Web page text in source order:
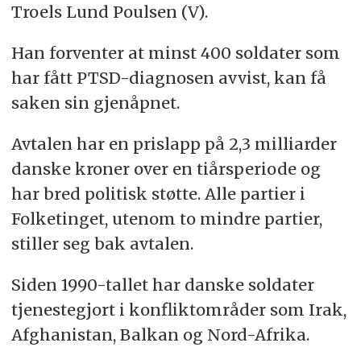
Troels Lund Poulsen (V).
Han forventer at minst 400 soldater som
har fått PTSD-diagnosen avvist, kan få
saken sin gjenåpnet.
Avtalen har en prislapp på 2,3 milliarder
danske kroner over en tiårsperiode og
har bred politisk støtte. Alle partier i
Folketinget, utenom to mindre partier,
stiller seg bak avtalen.
Siden 1990-tallet har danske soldater
tjenestegjort i konfliktområder som Irak,
Afghanistan, Balkan og Nord-Afrika.